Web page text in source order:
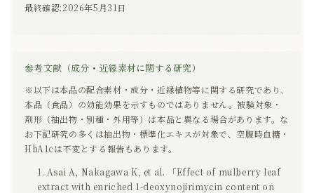
最終確認:2026年5月31日
参考文献（成分・近縁素材に関する研究）
※以下は本品の配合素材・成分・近縁植物等に関する研究であり、
本品（食品）の効能効果を示すものではありません。被験対象・
剤形（抽出物・別種・外用等）は本品と異なる場合があります。な
お下記研究の多くは抽出物・標準化エキスが対象で、空腹時血糖・
HbA1cは不変とする報告もあります。
Asai A, Nakagawa K, et al. 「Effect of mulberry leaf
extract with enriched 1-deoxynojirimycin content on